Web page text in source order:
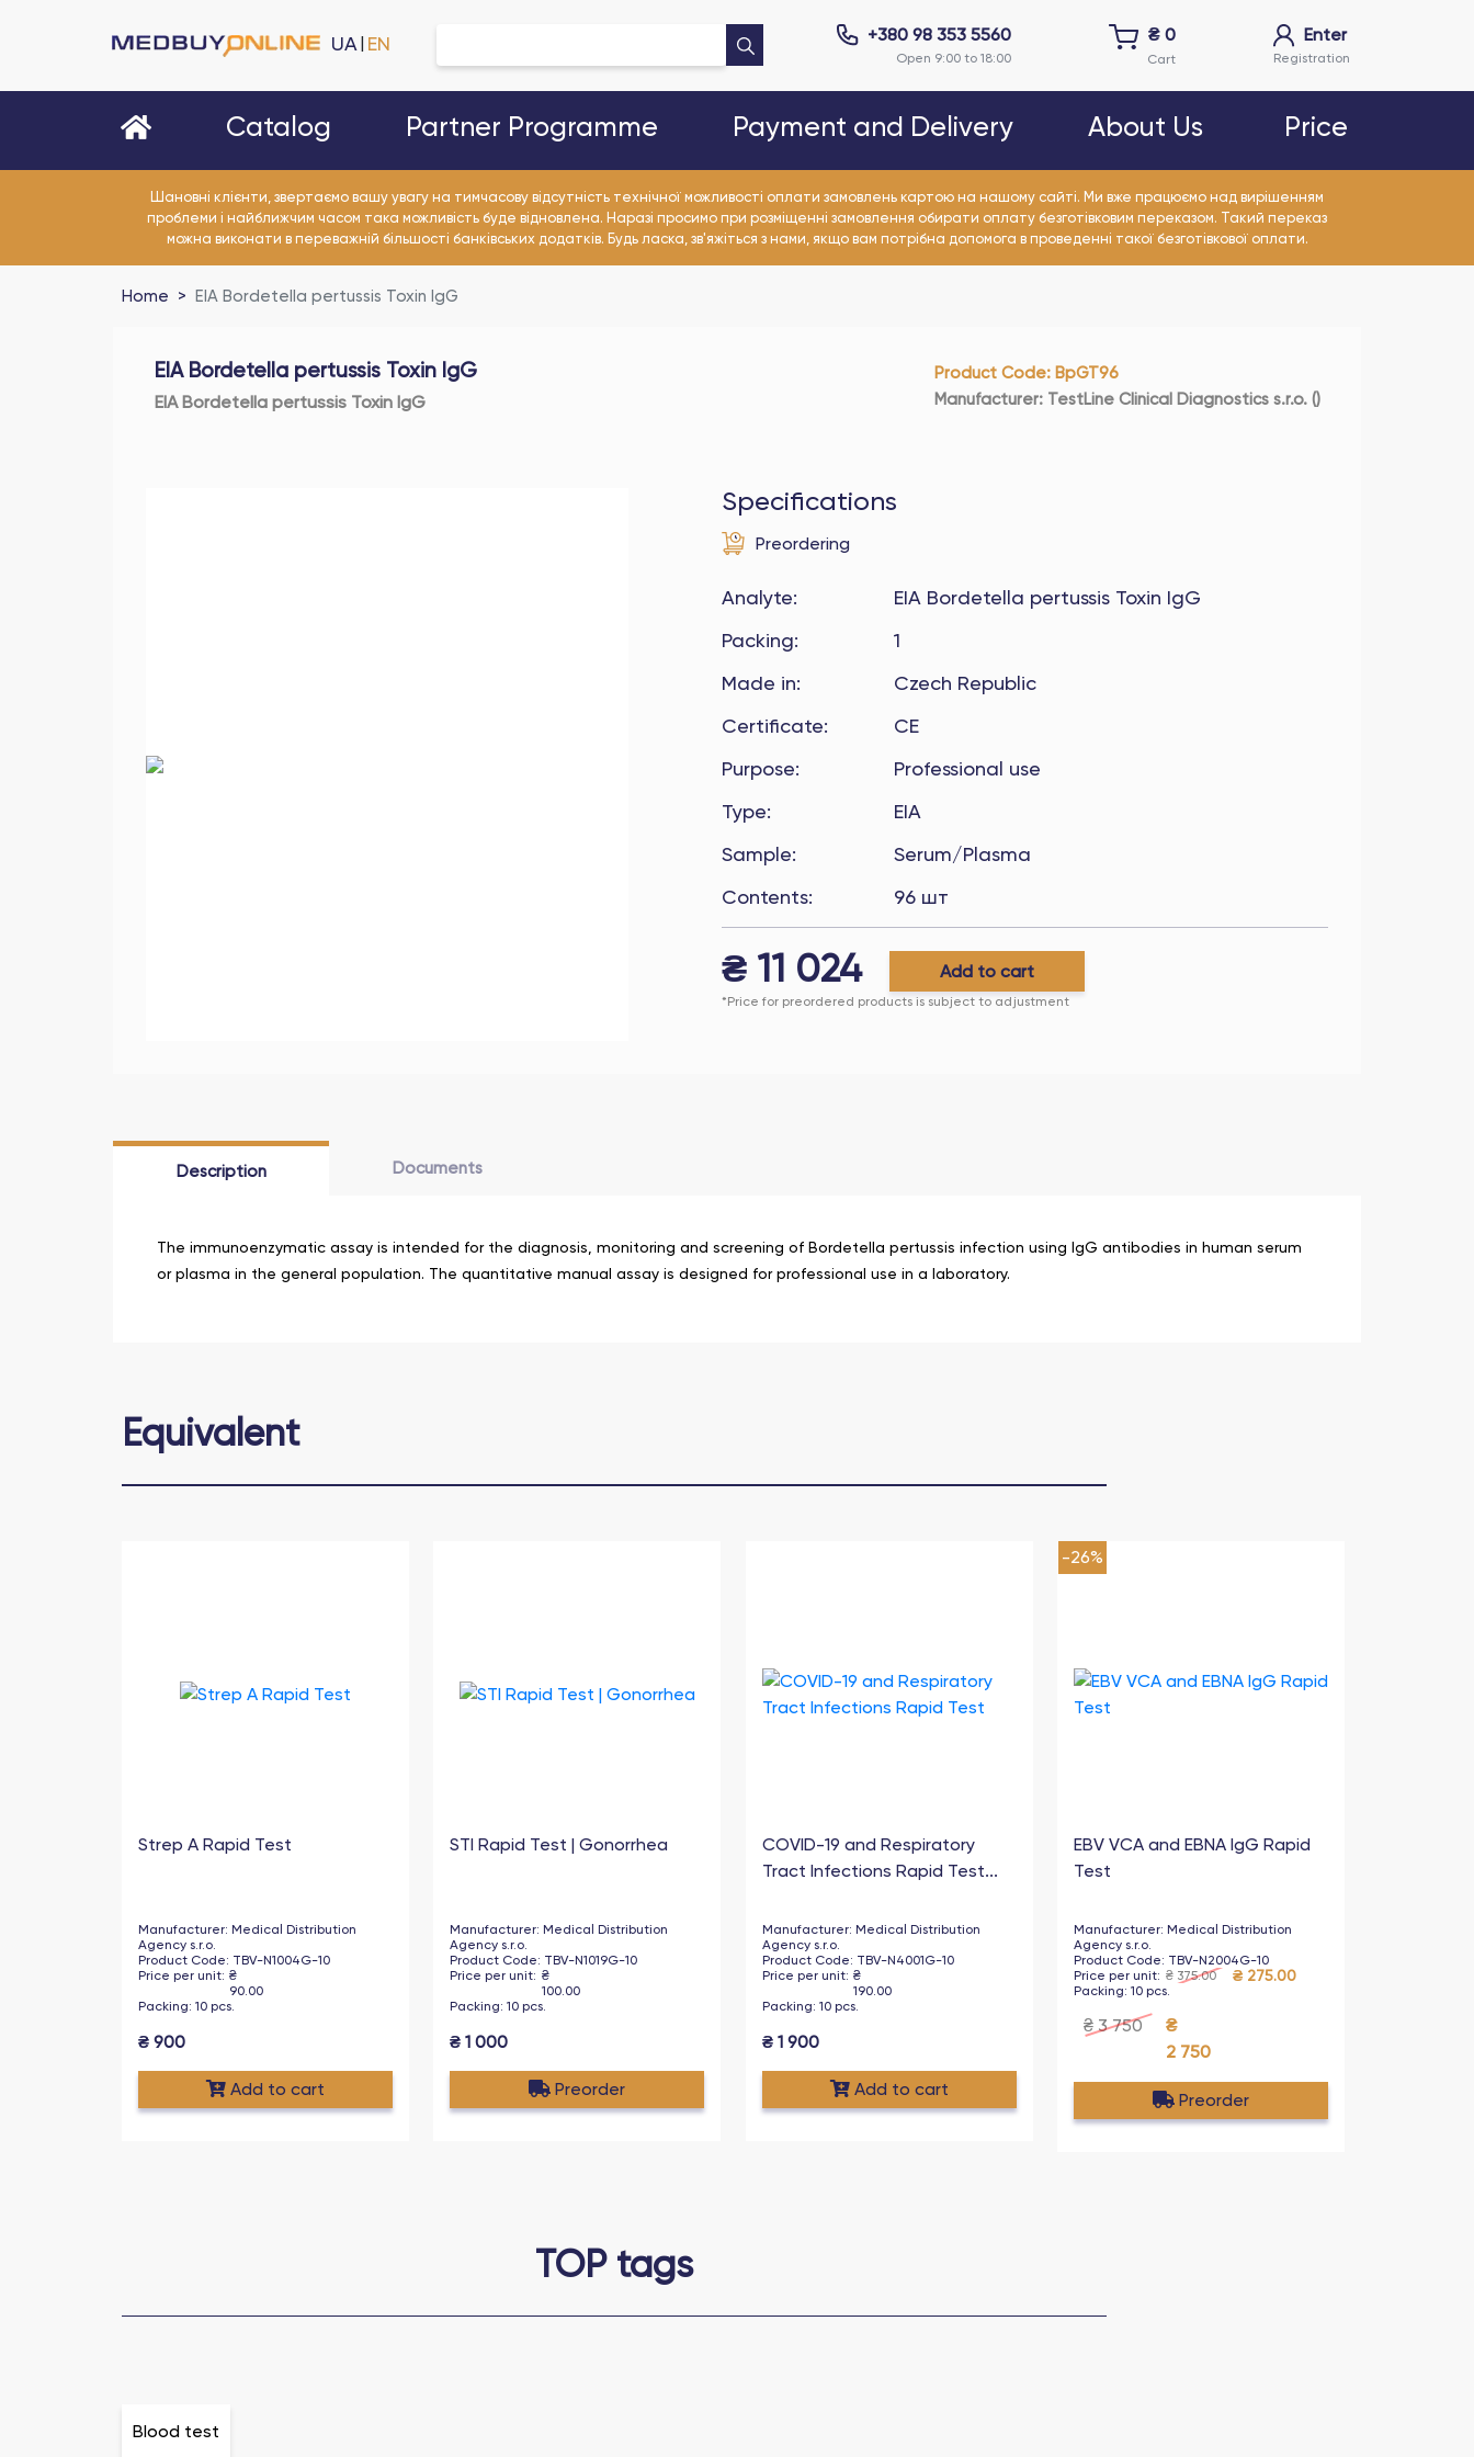
UA | EN +380 98 353 5560
Open 9:00 to 18:00
₴ 0
Cart
Enter
Registration
Catalog Partner Programme Payment and Delivery About Us Price
Шановні клієнти, звертаємо вашу увагу на тимчасову відсутність технічної можливості оплати замовлень картою на нашому сайті. Ми вже працюємо над вирішенням
проблеми і найближчим часом така можливість буде відновлена. Наразі просимо при розміщенні замовлення обирати оплату безготівковим переказом. Такий переказ
можна виконати в переважній більшості банківських додатків. Будь ласка, зв'яжіться з нами, якщо вам потрібна допомога в проведенні такої безготівкової оплати.
Home EIA Bordetella pertussis Toxin IgG
EIA Bordetella pertussis Toxin IgG
EIA Bordetella pertussis Toxin IgG
Product Code: BpGT96
Manufacturer: TestLine Clinical Diagnostics s.r.o.()
Specifications
Preordering
Analyte:
EIA Bordetella pertussis Toxin IgG
Packing:
1
Made in:
Czech Republic
Certificate:
CE
Purpose:
Professional use
Type:
EIA
Sample:
Serum/Plasma
Contents: 96 шт
₴ 11 024 Add to cart
*Price for preordered products is subject to adjustment
Description Documents
The immunoenzymatic assay is intended for the diagnosis, monitoring and screening of Bordetella pertussis infection using IgG antibodies in human serum
or plasma in the general population. The quantitative manual assay is designed for professional use in a laboratory.
Еquivalent
Strep A Rapid Test
Manufacturer: Medical Distribution
Agency s.r.o.
Product Code: TBV-N1004G-10
Price per unit: ₴
90.00
Packing: 10 pcs.
₴ 900
Add to cart
STI Rapid Test | Gonorrhea
Manufacturer: Medical Distribution
Agency s.r.o.
Product Code: TBV-N1019G-10
Price per unit: ₴
100.00
Packing: 10 pcs
₴ 1 000
Preorder
COVID-19 and Respiratory
Tract Infections Rapid Test...
Manufacturer: Medical Distribution
Agency s.r.o.
Product Code: TBV-N4001G-10
Price per unit: ₴
190.00
Packing: 10 pcs.
₴ 1 900
Add to cart
EBV VCA and EBNA IgG Rapid
Test
Manufacturer: Medical Distribution
Agency s.r.o.
Product Code: TBV-N2004G-10
Price per unit: ₴ 375.00 ₴ 275.00
Packing: 10 pcs
₴ 3 750
₴
2 750
Preorder
-26%
TOP tags
Blood test